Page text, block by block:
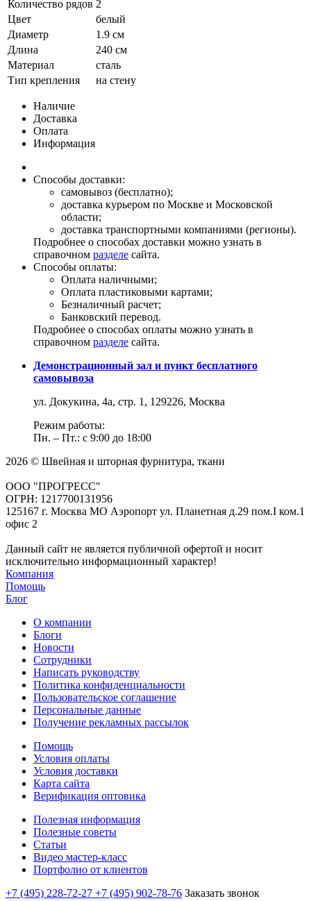
Количество рядов 2
Цвет
белый
Диаметр
1.9 см
Длина
240 см
Материал
сталь
Тип крепления
на стену
Наличие
Доставка
Оплата
Информация
Способы доставки:
самовывоз (бесплатно);
доставка курьером по Москве и Московской
области;
доставка транспортными компаниями (регионы).
Подробнее о способах доставки можно узнать в
справочном разделе сайта.
Способы оплаты:
Оплата наличными;
Оплата пластиковыми картами;
Безналичный расчет;
Банковский перевод.
Подробнее о способах оплаты можно узнать в
справочном разделе сайта.
Демонстрационный зал и пункт бесплатного
самовывоза
ул. Докукина, 4а, стр. 1, 129226, Москва
Режим работы:
Пн. – Пт.: с 9:00 до 18:00
2026 © Швейная и шторная фурнитура, ткани
ООО "ПРОГРЕСС"
ОГРН: 1217700131956
125167 г. Москва МО Аэропорт ул. Планетная д.29 пом.I ком.1
офис 2
Данный сайт не является публичной офертой и носит
исключительно информационный характер!
Компания
Помощь
Блог
О компании
Блоги
Новости
Сотрудники
Написать руководству
Политика конфиденциальности
Пользовательское соглашение
Персональные данные
Получение рекламных рассылок
Помощь
Условия оплаты
Условия доставки
Карта сайта
Верификация оптовика
Полезная информация
Полезные советы
Статьи
Видео мастер-класс
Портфолио от клиентов
+7 (495) 228-72-27 +7 (495) 902-78-76 Заказать звонок